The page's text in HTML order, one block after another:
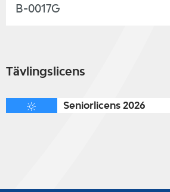
B-0017G
Tävlingslicens
Seniorlicens 2026